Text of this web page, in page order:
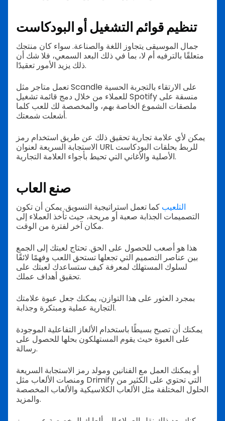
تنظيم قوائم التشغيل أو البودكاست
جمال الموسيقى يتجاوز اللغة والصناعة. سواء كان منتجك
متعلقًا بالترفيه أم لا، بما في ذلك البعد السمعي، فلا شك أن
ذلك يزيد الأمور تعقيدًا.
تعمل متاجر مثل Scandle على الارتقاء بالتجربة الحسية
للعملاء من خلال دمج قائمة تشغيل Spotify منسقة على
ملصقات الشموع الخاصة بهم، والمخصصة لك للعب كلما
أشعلت شمعتك.
يمكن لأي علامة تجارية تحقيق ذلك عن طريق استخدام رمز
الاستجابة السريعة لعنوان URL للربط بحلقات البودكاست
الأصلية والأغاني التي تحيط بأجواء العلامة التجارية.
التلعيب كما تعمل استراتيجية التسويق. يمكن أن تكون
التصميمات الجذابة صعبة أو مريحة، حيث تأخذ العملاء إلى
مكان آخر لفترة من الوقت.
هذا هو أصعب للحصول على الحق. تحتاج لعبتك إلى الجمع
بين عناصر التصميم التي تجعلها تستحق اللعب وفهمًا لائقًا
لسلوك المستهلك لمعرفة كيف ستساعدك لعبتك على
تحقيق أهداف عملك.
بمجرد العثور على هذا التوازن، يمكنك جعل عبوة علامتك
التجارية عملية ومبتكرة وجذابة.
يمكنك أن تصبح بسيطًا باستخدام الألغاز التفاعلية الموجودة
على العبوة حيث يقوم المستهلكون بحلها للحصول على
رسالة.
أو يمكنك العمل مع الفنانين ومولد رمز الاستجابة السريعة
ومنصات الألعاب مثل Drimify التي تحتوي على الكثير من
الحلول المختلفة مثل الألعاب الكلاسيكية والألعاب المخصصة
والمزيد.